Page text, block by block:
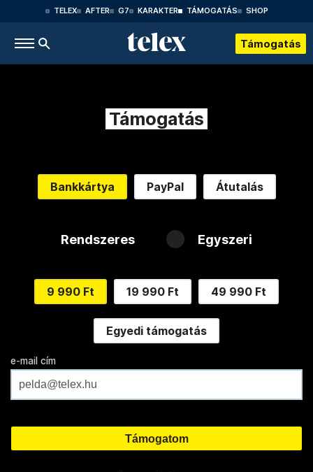
TELEX AFTER G7 KARAKTER TÁMOGATÁS SHOP
Támogatás
Támogatás
Bankkártya PayPal Átutalás
Rendszeres Egyszeri
9 990 Ft 19 990 Ft 49 990 Ft
Egyedi támogatás
e-mail cím